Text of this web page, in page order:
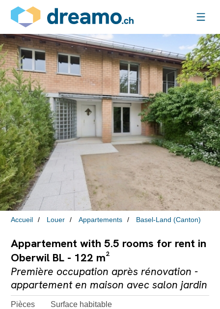
Accueil Louer Appartements Basel-Land (Canton)
Appartement with 5.5 rooms for rent in
Oberwil BL - 122 m²
Première occupation après rénovation -
appartement en maison avec salon jardin
Pièces Surface habitable